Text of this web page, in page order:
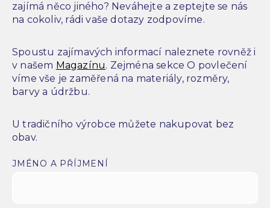
zajímá něco jiného? Neváhejte a zeptejte se nás
na cokoliv, rádi vaše dotazy zodpovíme.
Spoustu zajímavých informací naleznete rovněž i
v našem Magazínu. Zejména sekce O povlečení
víme vše je zaměřená na materiály, rozměry,
barvy a údržbu.
U tradičního výrobce můžete nakupovat bez
obav.
JMÉNO A PŘÍJMENÍ